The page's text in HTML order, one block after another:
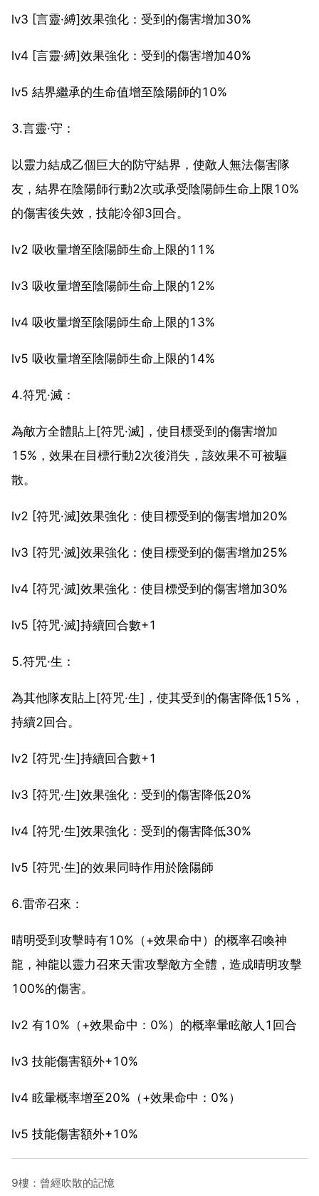
lv3 [言靈·縛]效果強化：受到的傷害增加30%
lv4 [言靈·縛]效果強化：受到的傷害增加40%
lv5 結界繼承的生命值增至陰陽師的10%
3.言靈·守：
以靈力結成乙個巨大的防守結界，使敵人無法傷害隊
友，結界在陰陽師行動2次或承受陰陽師生命上限10%
的傷害後失效，技能冷卻3回合。
lv2 吸收量增至陰陽師生命上限的11%
lv3 吸收量增至陰陽師生命上限的12%
lv4 吸收量增至陰陽師生命上限的13%
lv5 吸收量增至陰陽師生命上限的14%
4.符咒·滅：
為敵方全體貼上[符咒·滅]，使目標受到的傷害增加
15%，效果在目標行動2次後消失，該效果不可被驅
散。
lv2 [符咒·滅]效果強化：使目標受到的傷害增加20%
lv3 [符咒·滅]效果強化：使目標受到的傷害增加25%
lv4 [符咒·滅]效果強化：使目標受到的傷害增加30%
lv5 [符咒·滅]持續回合數+1
5.符咒·生：
為其他隊友貼上[符咒·生]，使其受到的傷害降低15%，
持續2回合。
lv2 [符咒·生]持續回合數+1
lv3 [符咒·生]效果強化：受到的傷害降低20%
lv4 [符咒·生]效果強化：受到的傷害降低30%
lv5 [符咒·生]的效果同時作用於陰陽師
6.雷帝召來：
晴明受到攻擊時有10%（+效果命中）的概率召喚神
龍，神龍以靈力召來天雷攻擊敵方全體，造成晴明攻擊
100%的傷害。
lv2 有10%（+效果命中：0%）的概率暈眩敵人1回合
lv3 技能傷害額外+10%
lv4 眩暈概率增至20%（+效果命中：0%）
lv5 技能傷害額外+10%
9樓：曾經吹散的記憶